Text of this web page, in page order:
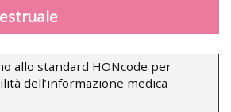
allo standard HONcode per
dell’informazione medica